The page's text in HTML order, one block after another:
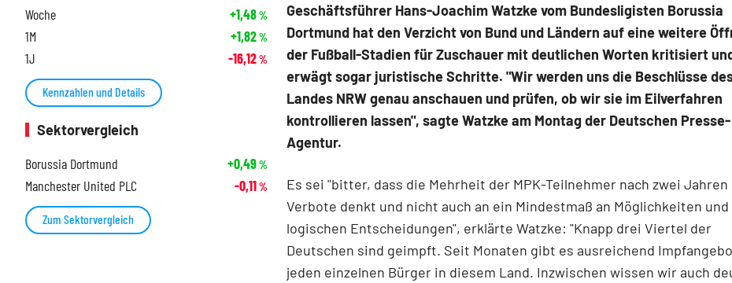
Geschäftsführer Hans-Joachim Watzke vom Bundesligisten Borussia
Dortmund hat den Verzicht von Bund und Ländern auf eine weitere
der Fußball-Stadien für Zuschauer mit deutlichen Worten kritisiert
erwägt sogar juristische Schritte. "Wir werden uns die Beschlüsse
Landes NRW genau anschauen und prüfen, ob wir sie im Eilverfahren
kontrollieren lassen", sagte Watzke am Montag der Deutschen Presse-
Agentur.
Es sei "bitter, dass die Mehrheit der MPK-Teilnehmer nach zwei Jahren
Verbote denkt und nicht auch an ein Mindestmaß an Möglichkeiten und
logischen Entscheidungen", erklärte Watzke: "Knapp drei Viertel der
Deutschen sind geimpft. Seit Monaten gibt es ausreichend
jeden einzelnen Bürger in diesem Land. Inzwischen wissen wir auch
Woche +1,48%
1M +1,82%
1J -16,12%
Kennzahlen und Details
Sektorvergleich
Borussia Dortmund
+0,49%
Manchester United PLC -0,11%
Zum Sektorvergleich